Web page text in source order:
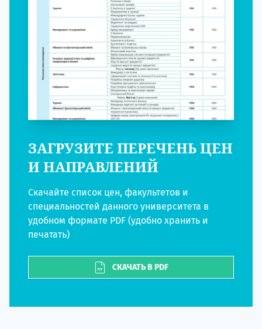
ЗАГРУЗИТЕ ПЕРЕЧЕНЬ ЦЕН
И НАПРАВЛЕНИЙ
Скачайте список цен, факультетов и
специальностей данного университета в
удобном формате PDF (удобно хранить и
печатать)
СКАЧАТЬ В PDF